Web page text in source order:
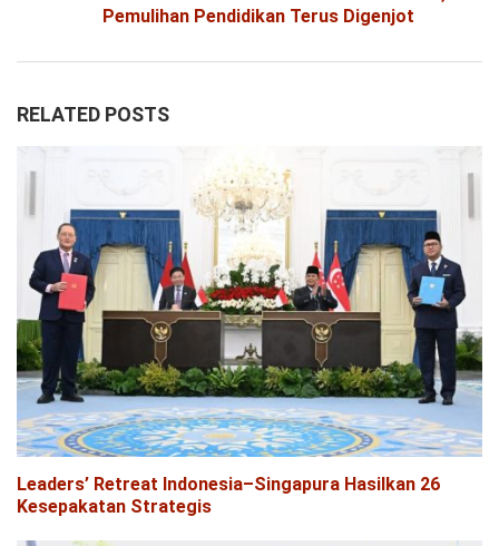
Pemulihan Pendidikan Terus Digenjot
RELATED POSTS
Leaders’ Retreat Indonesia–Singapura Hasilkan 26
Kesepakatan Strategis